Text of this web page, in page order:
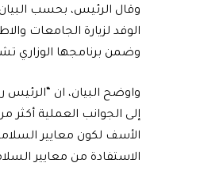
وقال الرئيس، بحسب
الوفد لزيارة الجامعات
وضمن برنامجها الوزاري
واوضح البيان، ان “الرئيس
إلى الجوانب العملية أكثر
الأسف لكون معايير
الاستفادة من معايير